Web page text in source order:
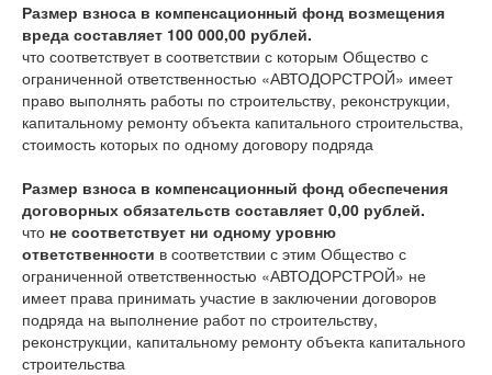
Размер взноса в компенсационный фонд возмещения
вреда составляет 100 000,00 рублей.
что соответствует в соответствии с которым Общество с
ограниченной ответственностью «АВТОДОРСТРОЙ» имеет
право выполнять работы по строительству, реконструкции,
капитальному ремонту объекта капитального строительства,
стоимость которых по одному договору подряда
Размер взноса в компенсационный фонд обеспечения
договорных обязательств составляет 0,00 рублей.
что не соответствует ни одному уровню
ответственности в соответствии с этим Общество с
ограниченной ответственностью «АВТОДОРСТРОЙ» не
имеет права принимать участие в заключении договоров
подряда на выполнение работ по строительству,
реконструкции, капитальному ремонту объекта капитального
строительства